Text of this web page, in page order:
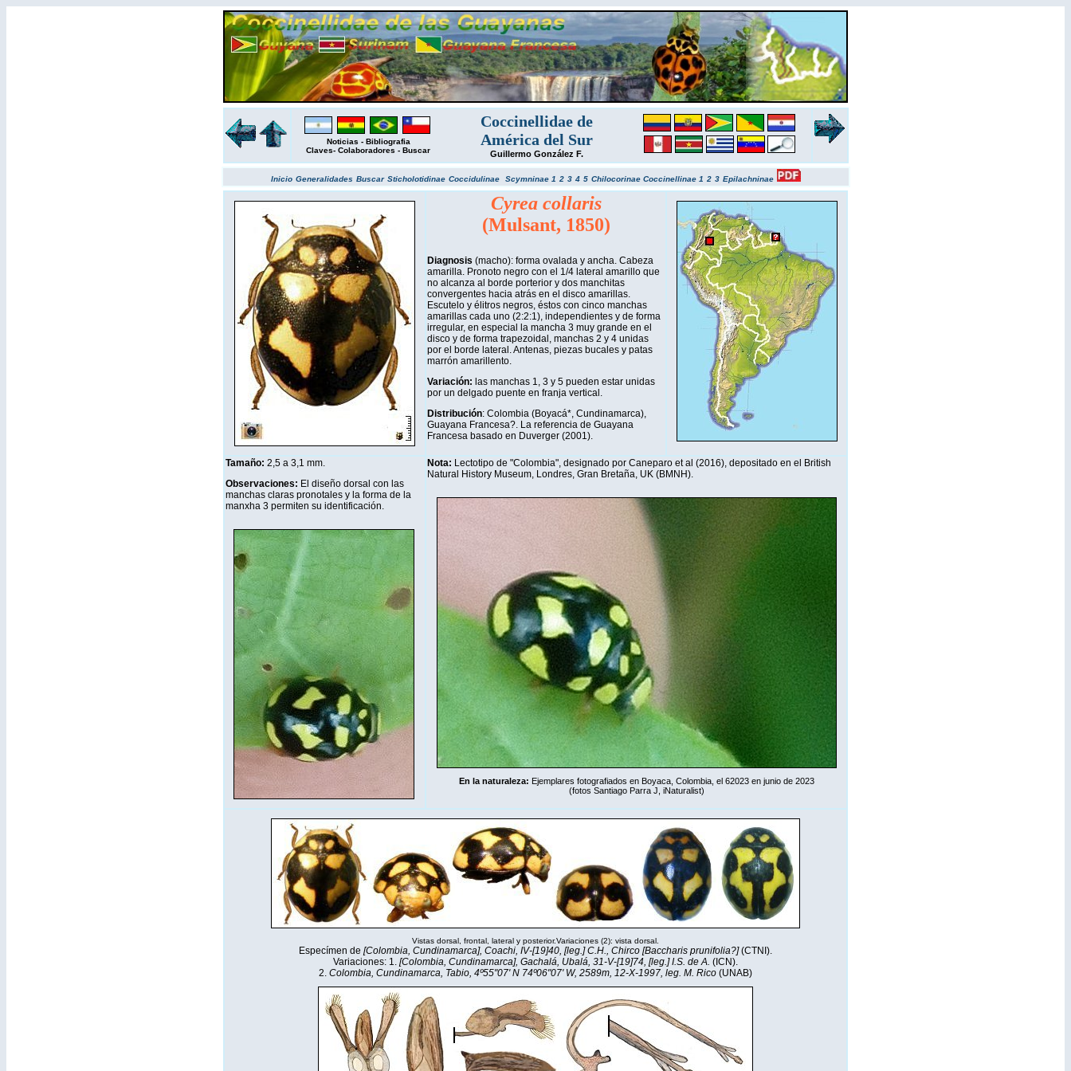
Noticias - Bibliografia
Claves- Colaboradores - Buscar
Coccinellidae de
América del Sur
Guillermo González F.
Inicio Generalidades Buscar Sticholotidinae Coccidulinae Scymninae 1 2 3 4 5 Chilocorinae Coccinellinae 1 2 3 Epilachninae
Cyrea collaris
(Mulsant, 1850)
Diagnosis (macho): forma ovalada y ancha. Cabeza
amarilla. Pronoto negro con el 1/4 lateral amarillo que
no alcanza al borde porterior y dos manchitas
convergentes hacia atrás en el disco amarillas.
Escutelo y élitros negros, éstos con cinco manchas
amarillas cada uno (2:2:1), independientes y de forma
irregular, en especial la mancha 3 muy grande en el
disco y de forma trapezoidal, manchas 2 y 4 unidas
por el borde lateral. Antenas, piezas bucales y patas
marrón amarillento.
Variación: las manchas 1, 3 y 5 pueden estar unidas
por un delgado puente en franja vertical.
Distribución: Colombia (Boyacá*, Cundinamarca),
Guayana Francesa?. La referencia de Guayana
Francesa basado en Duverger (2001).
Tamaño: 2,5 a 3,1 mm.
Observaciones: El diseño dorsal con las
manchas claras pronotales y la forma de la
manxha 3 permiten su identificación.
Nota: Lectotipo de "Colombia", designado por Caneparo et al (2016), depositado en el British
Natural History Museum, Londres, Gran Bretaña, UK (BMNH).
En la naturaleza: Ejemplares fotografiados en Boyaca, Colombia, el 62023 en junio de 2023
(fotos Santiago Parra J, iNaturalist)
Vistas dorsal, frontal, lateral y posterior.Variaciones (2): vista dorsal.
Especímen de [Colombia, Cundinamarca], Coachi, IV-[19]40, [leg.] C.H., Chirco [Baccharis prunifolia?](CTNI).
Variaciones: 1. [Colombia, Cundinamarca], Gachalá, Ubalá, 31-V-[19]74, [leg.] I.S. de A. (ICN).
2. Colombia, Cundinamarca, Tabio, 4º55"07' N 74º06"07' W, 2589m, 12-X-1997, leg. M. Rico (UNAB)